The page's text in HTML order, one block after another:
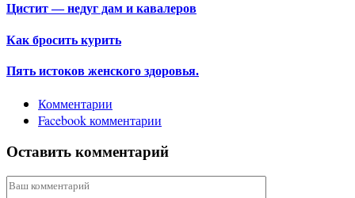
Цистит — недуг дам и кавалеров
Как бросить курить
Пять истоков женского здоровья.
Комментарии
Facebook комментарии
Оставить комментарий